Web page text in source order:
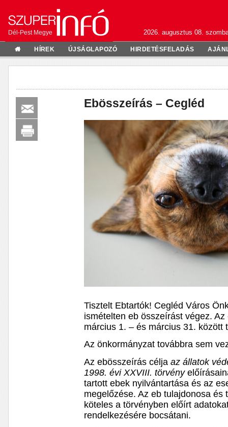
Dél-Pest Megye 2026. augusztus 08.
HÍREK ÚJSÁGLAPOZÓ HIRDETÉSFELADÁS
Ebösszeírás – Cegléd
Tisztelt Ebtartók! Cegléd Város
ismételten eb összeírást végez.
március 1. – és március 31. között
Az önkormányzat továbbra sem
Az ebösszeírás célja az állatok
1998. évi XXVIII. törvény
tartott ebek nyilvántartása és az
megelőzése. Az eb tulajdonosa és
köteles a törvényben előírt
rendelkezésére bocsátani.